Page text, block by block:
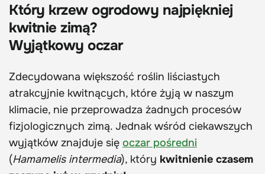
Który krzew ogrodowy najpiękniej
kwitnie zimą?
Wyjątkowy oczar
Zdecydowana większość roślin liściastych
atrakcyjnie kwitnących, które żyją w naszym
klimacie, nie przeprowadza żadnych procesów
fizjologicznych zimą. Jednak wśród ciekawszych
wyjątków znajduje się oczar pośredni
(Hamamelis intermedia), który kwitnienie czasem